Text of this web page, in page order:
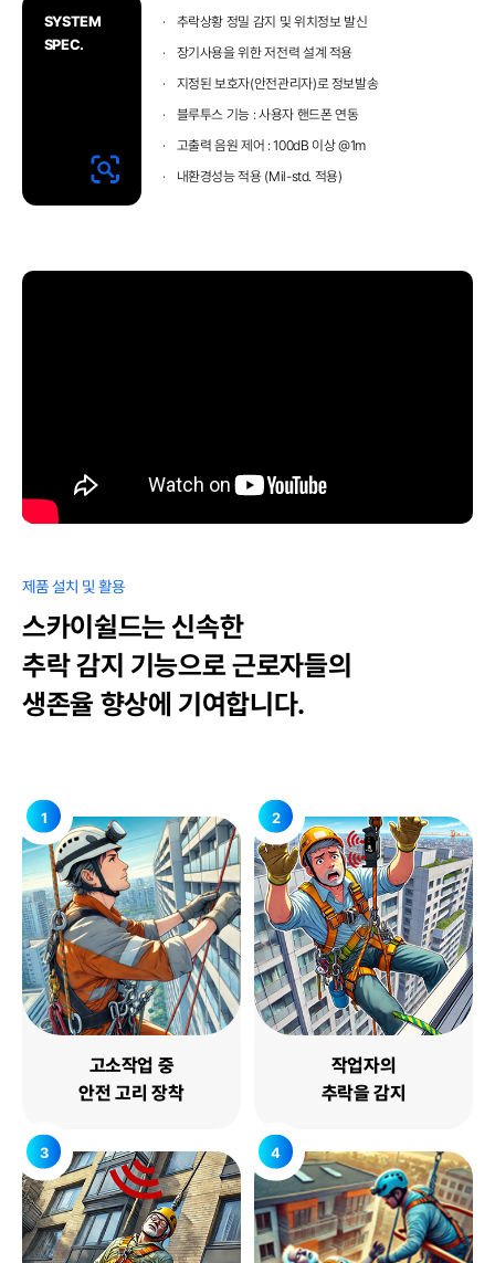
SYSTEM
SPEC.
추락상황 정밀 감지 및 위치정보 발신
장기사용을 위한 저전력 설계 적용
지정된 보호자(안전관리자)로 정보발송
블루투스 기능 : 사용자 핸드폰 연동
고출력 음원 제어 : 100dB 이상 @1m
내환경성능 적용 (Mil-std. 적용)
제품 설치 및 활용
스카이쉴드는 신속한
추락 감지 기능으로근로자들의
생존율 향상에 기여합니다.
고소작업 중
안전 고리 장착
작업자의
추락을 감지